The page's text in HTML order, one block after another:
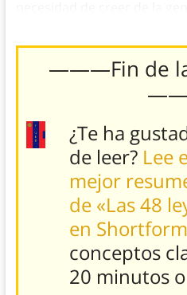
———Fin de
¿Te ha
de leer? Lee
mejor
de «Las 48
en Shortform
conceptos
20 minutos